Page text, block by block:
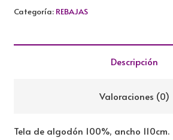
ALGODON
Categoría: REBAJAS
Descripción
Valoraciones (0)
Tela de algodón 100%, ancho 110cm.